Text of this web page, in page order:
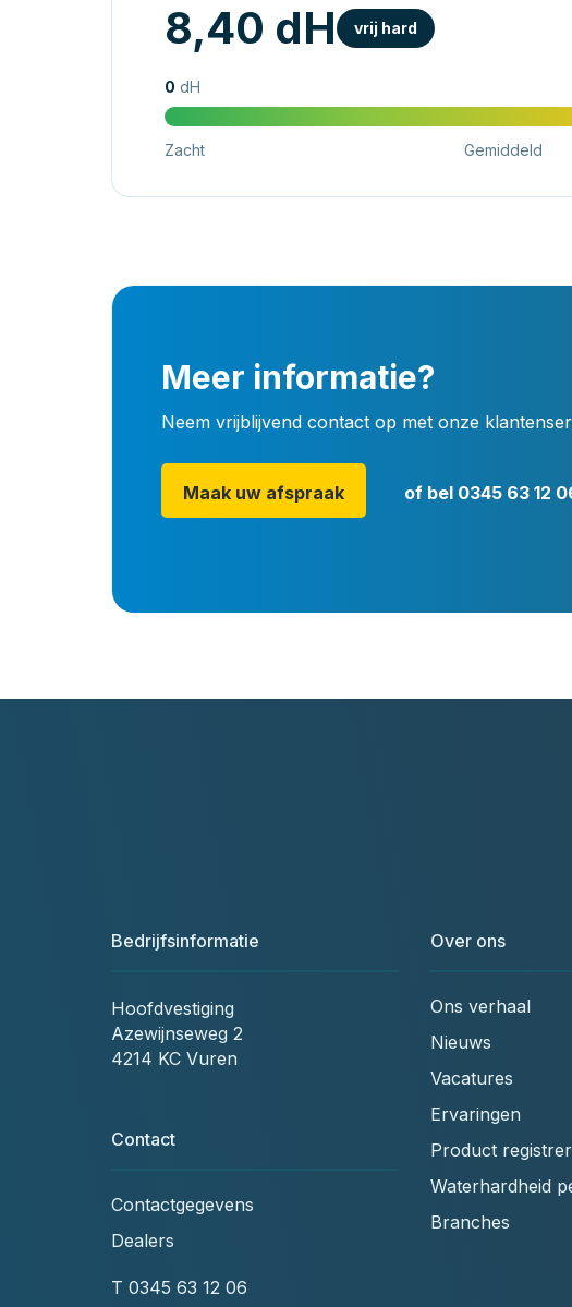
8,40 dH vrij hard
0 dH
Zacht Gemiddeld
Meer informatie?
Neem vrijblijvend contact op met onze
Maak uw afspraak of bel 0345 63 12
Bedrijfsinformatie
Hoofdvestiging
Azewijnseweg 2
4214 KC Vuren
Contact
Contactgegevens
Dealers
T 0345 63 12 06
Over ons
Ons verhaal
Nieuws
Vacatures
Ervaringen
Product
Waterhardheid
Branches